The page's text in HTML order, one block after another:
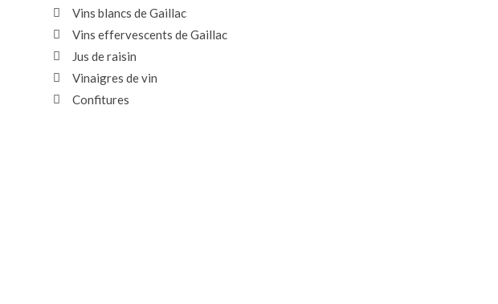
Vins blancs de Gaillac
Vins effervescents de Gaillac
Jus de raisin
Vinaigres de vin
Confitures